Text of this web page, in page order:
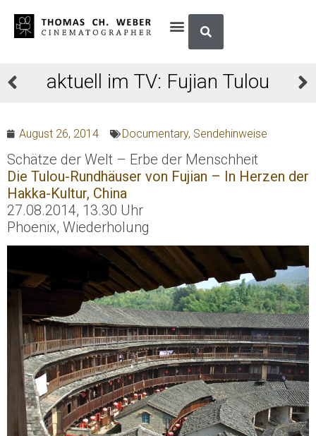
aktuell im TV: Fujian Tulou
August 26, 2014 Documentary, Sendehinweise
Schätze der Welt – Erbe der Menschheit
Die Tulou-Rundhäuser von Fujian – In Herzen der
Hakka-Kultur, China
27.08.2014, 13.30 Uhr
Phoenix, Wiederholung